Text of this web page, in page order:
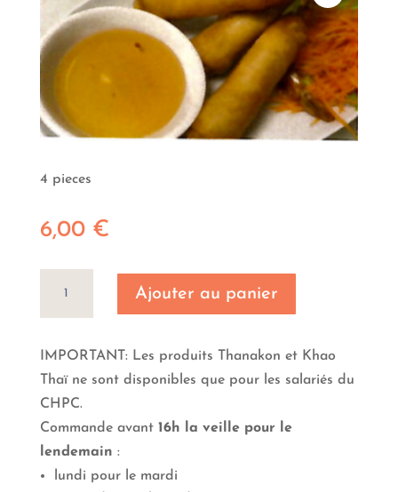
4 pieces
6,00 €
Piah
Crevette
Ajouter au panier
IMPORTANT: Les produits Thanakon et Khao
Thaï ne sont disponibles que pour les salariés du
CHPC.
Commande avant 16h la veille pour le
lendemain :
lundi pour le mardi